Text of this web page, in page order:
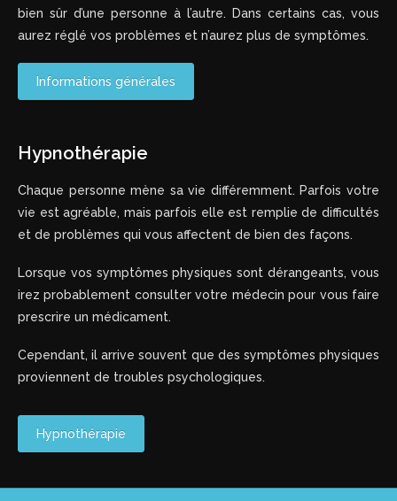
bien sûr d’une personne à l’autre. Dans certains cas, vous
aurez réglé vos problèmes et n’aurez plus de symptômes.
Informations générales
Hypnothérapie
Chaque personne mène sa vie différemment. Parfois votre
vie est agréable, mais parfois elle est remplie de difficultés
et de problèmes qui vous affectent de bien des façons.
Lorsque vos symptômes physiques sont dérangeants, vous
irez probablement consulter votre médecin pour vous faire
prescrire un médicament.
Cependant, il arrive souvent que des symptômes physiques
proviennent de troubles psychologiques.
Hypnothérapie